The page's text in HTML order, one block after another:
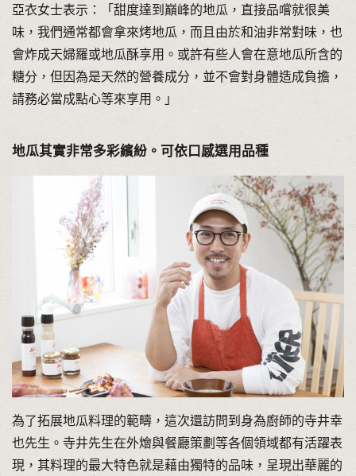
亞衣女士表示：「甜度達到巔峰的地瓜，直接品嚐就很美
味，我們通常都會拿來烤地瓜，而且由於和油非常對味，也
會炸成天婦羅或地瓜酥享用。或許有些人會在意地瓜所含的
糖分，但因為是天然的營養成分，並不會對身體造成負擔，
請務必當成點心等來享用。」
地瓜其實非常多彩繽紛。可依口感選用品種
為了拓展地瓜料理的範疇，這次還訪問到身為廚師的寺井幸
也先生。寺井先生在外燴與餐廳策劃等各個領域都有活躍表
現，其料理的最大特色就是藉由獨特的品味，呈現出華麗的